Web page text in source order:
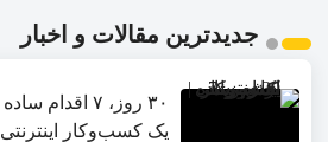
جدیدترین مقالات و اخبار
۳۰ روز، ۷
یک کسب‌وکار اینترنتی